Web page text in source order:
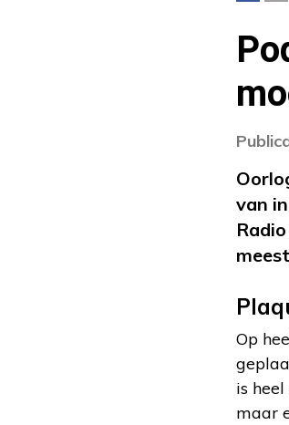
van
Op
is
maar